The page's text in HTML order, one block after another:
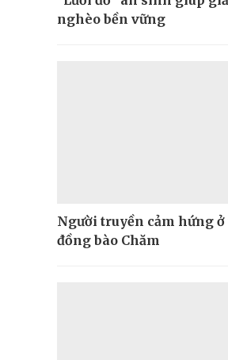
nghèo bền vững
Người truyền cảm hứng
đồng bào Chăm